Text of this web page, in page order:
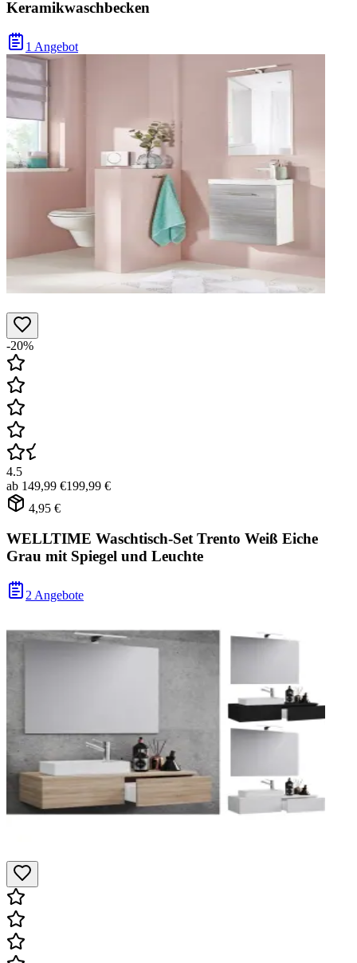
Keramikwaschbecken
1 Angebot
-20%
4.5
ab 149,99 €199,99 €
4,95 €
WELLTIME Waschtisch-Set Trento Weiß Eiche
Grau mit Spiegel und Leuchte
2 Angebote